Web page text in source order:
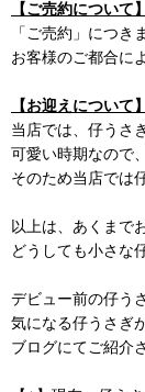
【ご売約について】
「ご売約」につ
お客様のご都合に
【お迎えについて】
当店では、仔うさ
可愛い時期なので
そのため当店では
以上は、あくまで
どうしても小さな
デビュー前の仔う
気になる仔うさぎ
ブログにてご紹介